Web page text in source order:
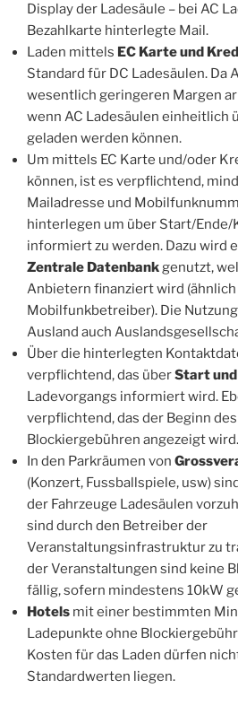
Display der Ladesäule – bei AC
Bezahlkarte hinterlegte Mail.
Laden mittels EC Karte und
Standard für DC Ladesäulen. Da
wesentlich geringeren Margen
wenn AC Ladesäulen einheitlich
geladen werden können.
Um mittels EC Karte und/oder
können, ist es verpflichtend,
Mailadresse und
hinterlegen um über Start/
informiert zu werden. Dazu wird
Zentrale Datenbankgenutzt,
Anbietern finanziert wird (ähnlich
Mobilfunkbetreiber). Die
Ausland auch
Über die hinterlegten
verpflichtend, das überStart und
Ladevorgangs informiert wird.
verpflichtend, das der Beginn
Blockiergebühren angezeigt wird.
In den Parkräumen von
(Konzert, Fussballspiele, usw)
der Fahrzeuge Ladesäulen
sind durch den Betreiber der
Veranstaltungsinfrastruktur zu
der Veranstaltungen sind keine
fällig, sofern mindestens 10kW
Hotels mit einer bestimmten
Ladepunkte ohne
Kosten für das Laden dürfen
Standardwerten liegen.